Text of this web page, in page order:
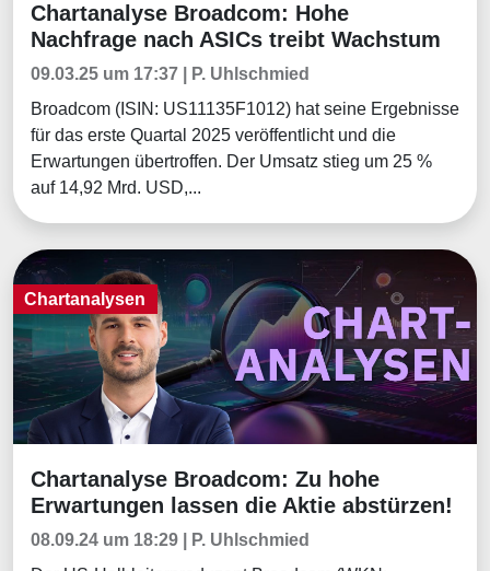
Chartanalysen
Chartanalyse Broadcom: Hohe
Nachfrage nach ASICs treibt Wachstum
09.03.25 um 17:37 | P. Uhlschmied
Broadcom (ISIN: US11135F1012) hat seine Ergebnisse
für das erste Quartal 2025 veröffentlicht und die
Erwartungen übertroffen. Der Umsatz stieg um 25 %
auf 14,92 Mrd. USD,...
Chartanalysen
Chartanalysen
Chartanalyse Broadcom: Zu hohe
Erwartungen lassen die Aktie abstürzen!
08.09.24 um 18:29 | P. Uhlschmied